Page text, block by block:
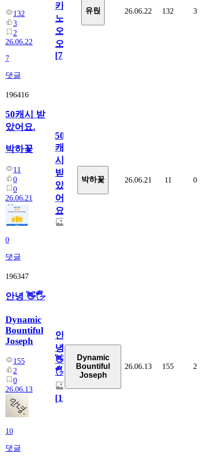
132
3
2
26.06.22
7
댓글
카
노
오
오!
[7]
유릱 26.06.22 132 3
196416
50캐시 받
았어요.
박하꽃
11
0
0
26.06.21
0
댓글
50
캐
시
받
았
어
요.
박하꽃 26.06.21 11 0
196347
안녕 👋🖐
Dynamic
Bountiful
Joseph
155
2
0
26.06.13
10
댓글
안
녕
👋
🖐
[10
Dynamic
Bountiful
Joseph
26.06.13 155 2